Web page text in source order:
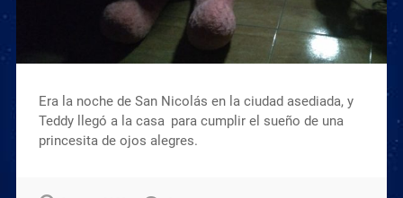
Era la noche de San Nicolás en la ciudad asediada, y
Teddy llegó a la casa para cumplir el sueño de una
princesita de ojos alegres.